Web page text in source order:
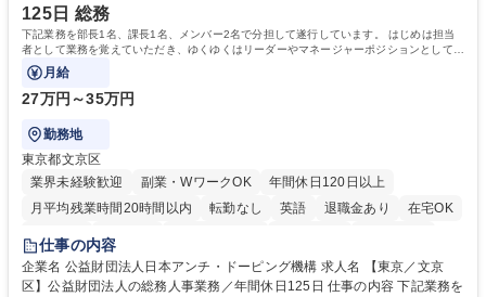
125日 総務
下記業務を部長1名、課長1名、メンバー2名で分担して遂行しています。 はじめは担当
者として業務を覚えていただき、ゆくゆくはリーダーやマネージャーポジションとして活
躍いただくことを期待しています。
月給
27万円～35万円
勤務地
東京都文京区
業界未経験歓迎
副業・WワークOK
年間休日120日以上
月平均残業時間20時間以内
転勤なし 英語 退職金あり
在宅OK
賞与あり
育休あり
食事補助あり
仕事の内容
企業名 公益財団法人日本アンチ・ドーピング機構 求人名 【東京／文京
区】公益財団法人の総務人事業務／年間休日125日 仕事の内容 下記業務を